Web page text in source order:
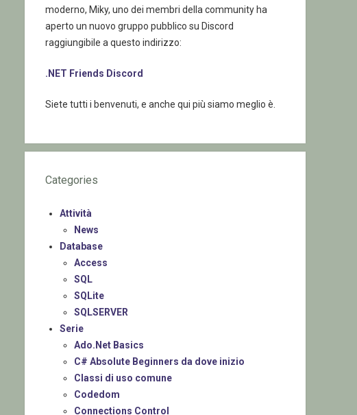
moderno, Miky, uno dei membri della community ha
aperto un nuovo gruppo pubblico su Discord
raggiungibile a questo indirizzo:
.NET Friends Discord
Siete tutti i benvenuti, e anche qui più siamo meglio è.
Categories
Attività
News
Database
Access
SQL
SQLite
SQLSERVER
Serie
Ado.Net Basics
C# Absolute Beginners da dove inizio
Classi di uso comune
Codedom
Connections Control